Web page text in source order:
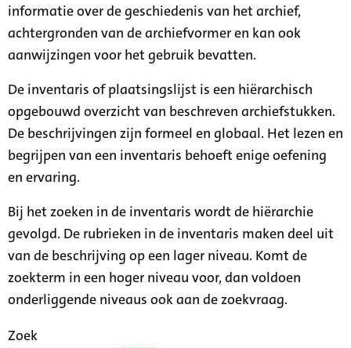
informatie over de geschiedenis van het archief,
achtergronden van de archiefvormer en kan ook
aanwijzingen voor het gebruik bevatten.
De inventaris of plaatsingslijst is een hiërarchisch
opgebouwd overzicht van beschreven archiefstukken.
De beschrijvingen zijn formeel en globaal. Het lezen en
begrijpen van een inventaris behoeft enige oefening
en ervaring.
Bij het zoeken in de inventaris wordt de hiërarchie
gevolgd. De rubrieken in de inventaris maken deel uit
van de beschrijving op een lager niveau. Komt de
zoekterm in een hoger niveau voor, dan voldoen
onderliggende niveaus ook aan de zoekvraag.
Zoek